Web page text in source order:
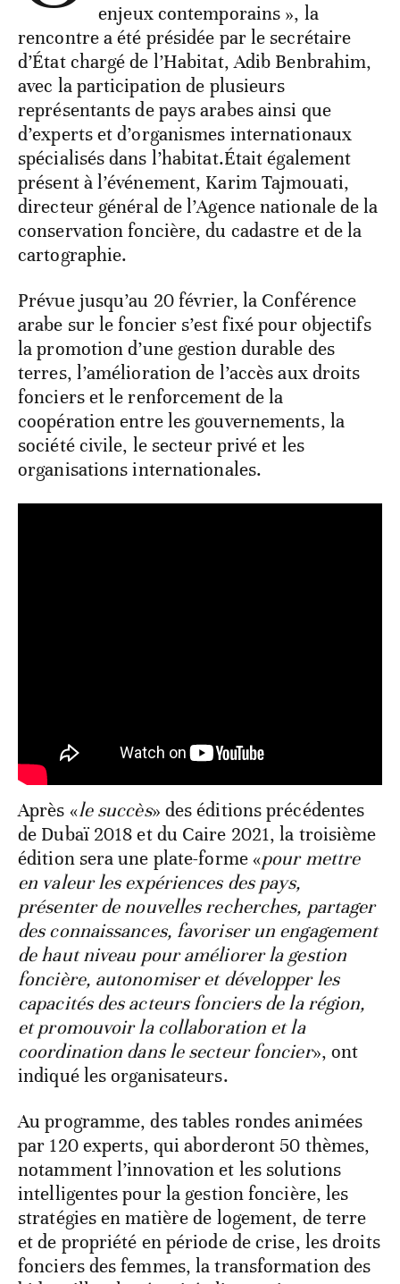
enjeux contemporains », la
rencontre a été présidée par le secrétaire
d’État chargé de l’Habitat, Adib Benbrahim,
avec la participation de plusieurs
représentants de pays arabes ainsi que
d’experts et d’organismes internationaux
spécialisés dans l’habitat.Était également
présent à l’événement, Karim Tajmouati,
directeur général de l’Agence nationale de la
conservation foncière, du cadastre et de la
cartographie.
Prévue jusqu’au 20 février, la Conférence
arabe sur le foncier s’est fixé pour objectifs
la promotion d’une gestion durable des
terres, l’amélioration de l’accès aux droits
fonciers et le renforcement de la
coopération entre les gouvernements, la
société civile, le secteur privé et les
organisations internationales.
Après «le succès» des éditions précédentes
de Dubaï 2018 et du Caire 2021, la troisième
édition sera une plate-forme «pour mettre
en valeur les expériences des pays,
présenter de nouvelles recherches, partager
des connaissances, favoriser un engagement
de haut niveau pour améliorer la gestion
foncière, autonomiser et développer les
capacités des acteurs fonciers de la région,
et promouvoir la collaboration et la
coordination dans le secteur foncier», ont
indiqué les organisateurs.
Au programme, des tables rondes animées
par 120 experts, qui aborderont 50 thèmes,
notamment l’innovation et les solutions
intelligentes pour la gestion foncière, les
stratégies en matière de logement, de terre
et de propriété en période de crise, les droits
fonciers des femmes, la transformation des